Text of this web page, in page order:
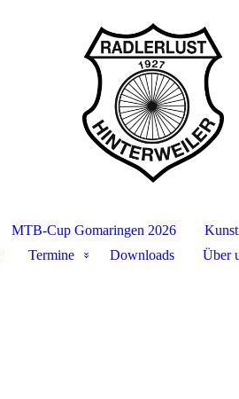
MTB-Cup Gomaringen 2026
Termine Downloads Über